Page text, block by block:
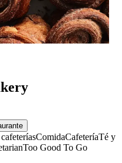
ComidaCafeteríaTé y
Too Good To Go